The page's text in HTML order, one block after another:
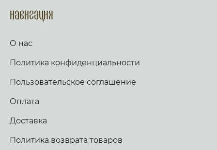
Навигация
О нас
Политика конфиденциальности
Пользовательское соглашение
Оплата
Доставка
Политика возврата товаров